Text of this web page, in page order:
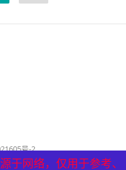
号-2
康管理中心
于网络，仅用于参考、